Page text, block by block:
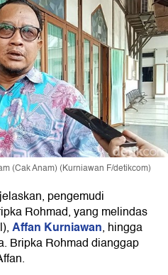
(Cak Anam) (Kurniawan F/detikcom)
pengemudi
Rohmad, yang melindas
Affan Kurniawan, hingga
Bripka Rohmad dianggap